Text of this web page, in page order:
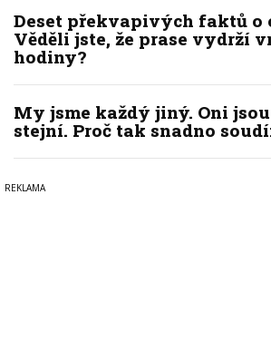
Deset překvapivých faktů o
Věděli jste, že prase vydrží
hodiny?
My jsme každý jiný. Oni
stejní. Proč tak snadno